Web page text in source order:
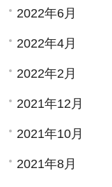
2022年6月
2022年4月
2022年2月
2021年12月
2021年10月
2021年8月